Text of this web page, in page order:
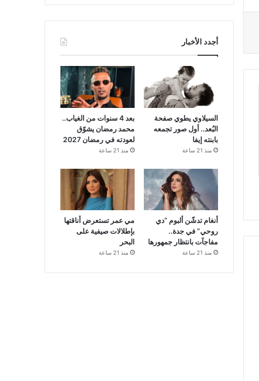
أجدد الأخبار
السيلاوي يطوي صفحة
البُعد.. أول صور تجمعه
بابنته إيفا
منذ 21 ساعة
بعد 4 سنوات من الغياب..
محمد رمضان يشوّق
لعودته في رمضان 2027
منذ 21 ساعة
أنغام تدشّن ألبوم “دي
روحي” في جدة..
مفاجآت بانتظار جمهورها
منذ 21 ساعة
مي عمر تستعرض أناقتها
بإطلالات صيفية على
البحر
منذ 21 ساعة